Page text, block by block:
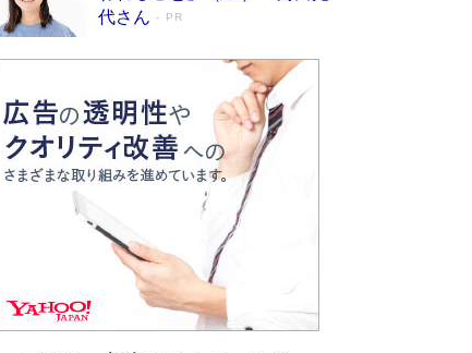
美輪明宏 晩年の回答を集めた『ほほえんで生き
るための人生相談』がランクイン［エンターテイ
メントベストセラー］
Book Bang
「宇宙兄弟」最終46巻がベストセラー1位 宇宙
開発への関心を押し上げた18年の物語に幕 特装
版には「宇宙で描かれたマンガ」も収録
Book Bang
「不意に涙が出そうに…」高嶋政伸が明かし
た“13歳の娘を暴行する役”への葛藤 インティマ
シーコーディネーターに支えられたNHK『大奥』
Book Bang
代さん
PR